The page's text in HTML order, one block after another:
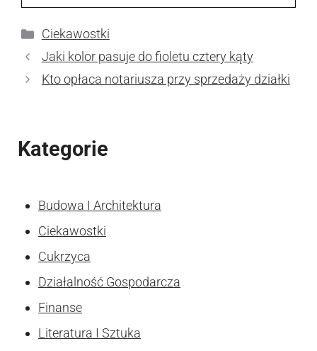
Kategorie
Ciekawostki
Jaki kolor pasuje do fioletu cztery kąty
Kto opłaca notariusza przy sprzedaży działki
Kategorie
Budowa I Architektura
Ciekawostki
Cukrzyca
Działalność Gospodarcza
Finanse
Literatura I Sztuka